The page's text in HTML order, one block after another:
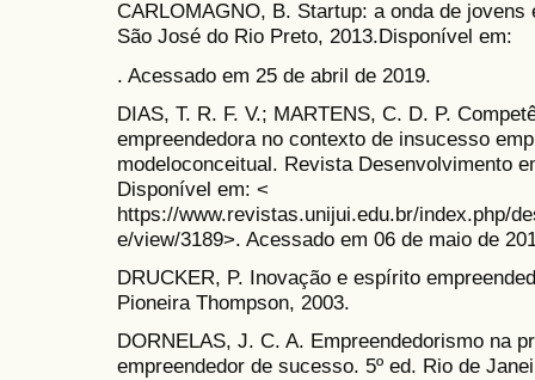
CARLOMAGNO, B. Startup: a onda de
São José do Rio Preto, 2013.Disponível em:
. Acessado em 25 de abril de 2019.
DIAS, T. R. F. V.; MARTENS, C. D. P.
empreendedora no contexto de insucesso
modeloconceitual. Revista Desenvolvimento
Disponível em: <
https://www.revistas.unijui.edu.br/index.php/
e/view/3189>. Acessado em 06 de maio de
DRUCKER, P. Inovação e espírito
Pioneira Thompson, 2003.
DORNELAS, J. C. A. Empreendedorismo na
empreendedor de sucesso. 5º ed. Rio de